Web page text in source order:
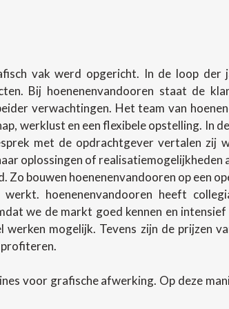
vak werd opgericht. In de loop der
Bij hoenenenvandooren staat de
verwachtingen. Het team van
werklust en een flexibele opstelling. In
met de opdrachtgever vertalen zij
oplossingen of realisatiemogelijkheden
bouwen hoenenenvandooren op een
hoenenenvandooren heeft
we de markt goed kennen en intensief
mogelijk. Tevens zijn de prijzen
profiteren.
voor grafische afwerking. Op deze